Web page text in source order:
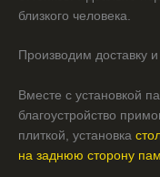
близкого человека.
Производим доставку
Вместе с установкой
благоустройство
плиткой, установка
на заднюю сторону